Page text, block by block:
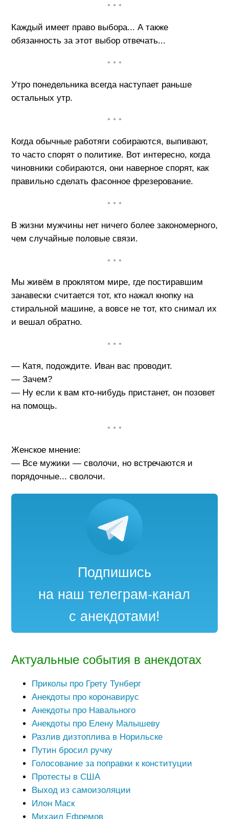
• • •
Каждый имеет право выбора... А также
обязанность за этот выбор отвечать...
• • •
Утро понедельника всегда наступает раньше
остальных утр.
• • •
Когда обычные работяги собираются, выпивают,
то часто спорят о политике. Вот интересно, когда
чиновники собираются, они наверное спорят, как
правильно сделать фасонное фрезерование.
• • •
В жизни мужчины нет ничего более закономерного,
чем случайные половые связи.
• • •
Мы живём в проклятом мире, где постиравшим
занавески считается тот, кто нажал кнопку на
стиральной машине, а вовсе не тот, кто снимал их
и вешал обратно.
• • •
— Катя, подождите. Иван вас проводит.
— Зачем?
— Ну если к вам кто-нибудь пристанет, он позовет
на помощь.
• • •
Женское мнение:
— Все мужики — сволочи, но встречаются и
порядочные... сволочи.
Подпишись
на наш телеграм-канал
с анекдотами!
Актуальные события в анекдотах
Приколы про Грету Тунберг
Анекдоты про коронавирус
Анекдоты про Навального
Анекдоты про Елену Малышеву
Разлив дизтоплива в Норильске
Путин бросил ручку
Голосование за поправки к конституции
Протесты в США
Выход из самоизоляции
Илон Маск
Михаил Ефремов